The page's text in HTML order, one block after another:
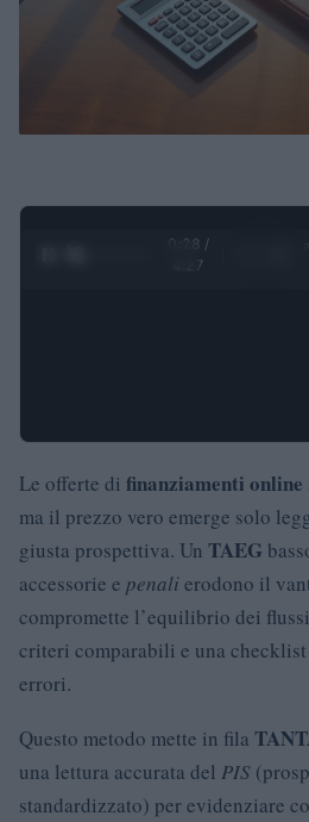
0:29 /
4:27
Le offerte di finanziamenti online
ma il prezzo vero emerge solo
giusta prospettiva. Un TAEG
accessorie e penalierodono il
compromette l’equilibrio dei
criteri comparabili e una
errori.
Questo metodo mette in fila TAN
una lettura accurata del PIS
standardizzato) per evidenziare